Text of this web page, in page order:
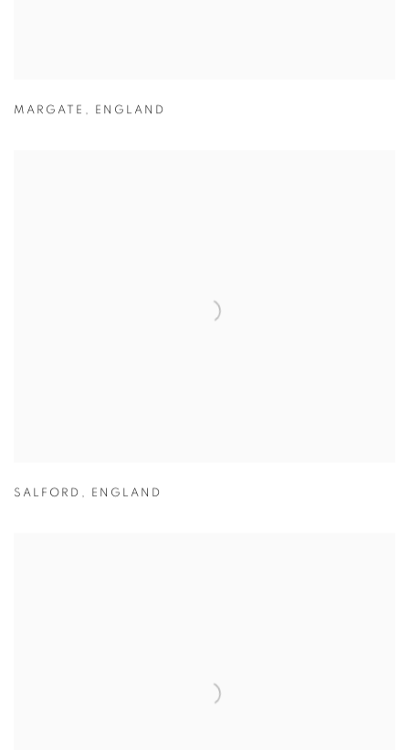
MARGATE , ENGLAND
SALFORD , ENGLAND